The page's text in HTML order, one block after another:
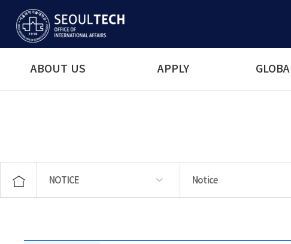
ABOUT US APPLY
NOTICE
ABOUT US
APPLY
GLOBAL MOBILITY
STUDENT SERVICES
LANGUAGE EDUCATION
NOTICE
Notice
Notice
News & Events